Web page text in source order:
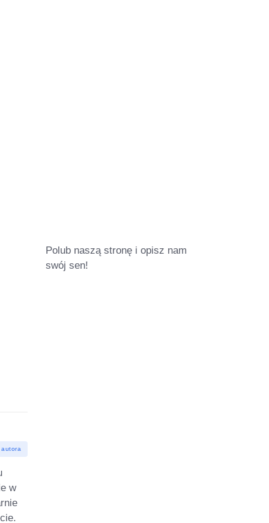
autora
w
Polub naszą stronę i opisz nam
swój sen!